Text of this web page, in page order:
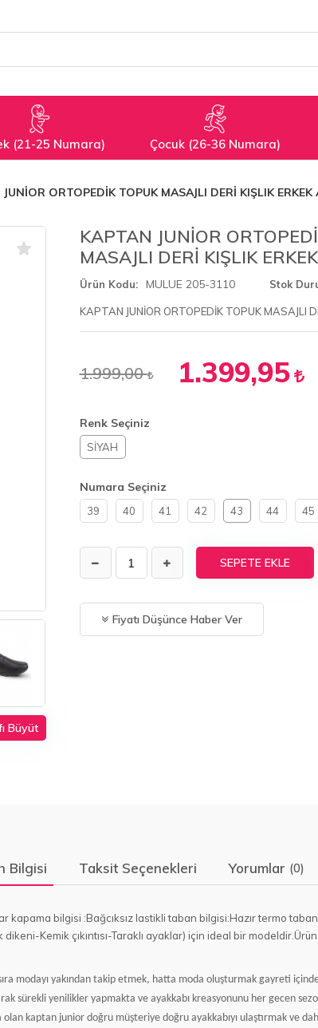
(21-25 Numara) Çocuk (26-36 Numara)
ORTOPEDİK TOPUK MASAJLI DERİ KIŞLIK ERKEK
Büyüt
KAPTAN JUNİOR
MASAJLI DERİ KIŞLIK
Ürün Kodu MULUE 205-3110 Stok
KAPTAN JUNİOR ORTOPEDİK TOPUK MASAJLI
1.999,00 1.399,95
Renk Seçiniz
SİYAH
Numara Seçiniz
39 40 41 42 43 44 45
SEPETE EKLE
Fiyatı Düşünce Haber Ver
Bilgisi Taksit Seçenekleri Yorumlar (0)
kapama bilgisi :Bağcıksız lastikli taban bilgisi:Hazır termo
Kemik çıkıntısı-Taraklı ayaklar) için ideal bir
modayı yakından takip etmek, hatta moda oluşturmak gayreti içinde
sürekli yenilikler yapmakta ve ayakkabı kreasyonunu her gecen
olan kaptan junior doğru müşteriye doğru ayakkabıyı ulaştırmak ve